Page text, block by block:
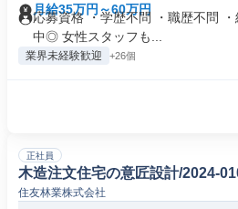
月給35万円～60万円
応募資格 ・学歴不問 ・職歴不問
中◎ 女性スタッフも...
業界未経験歓迎 +26個
正社員
木造注文住宅の意匠設計/2024-
住友林業株式会社